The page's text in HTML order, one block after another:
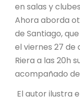
en salas y
Ahora aborda
de Santiago,
el viernes 27
Riera a las 20h
acompañado
El autor ilustra